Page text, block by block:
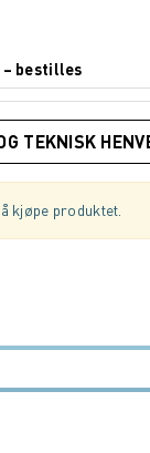
– bestilles
TEKNISK
kjøpe produktet.